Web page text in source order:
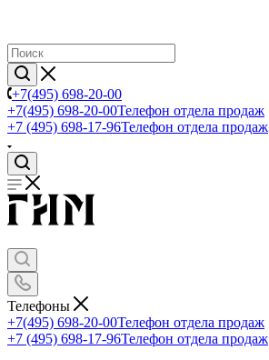
+7(495) 698-20-00
+7(495) 698-20-00Телефон отдела продаж
+7 (495) 698-17-96Телефон отдела продаж
Телефоны
+7(495) 698-20-00Телефон отдела продаж
+7 (495) 698-17-96Телефон отдела продаж